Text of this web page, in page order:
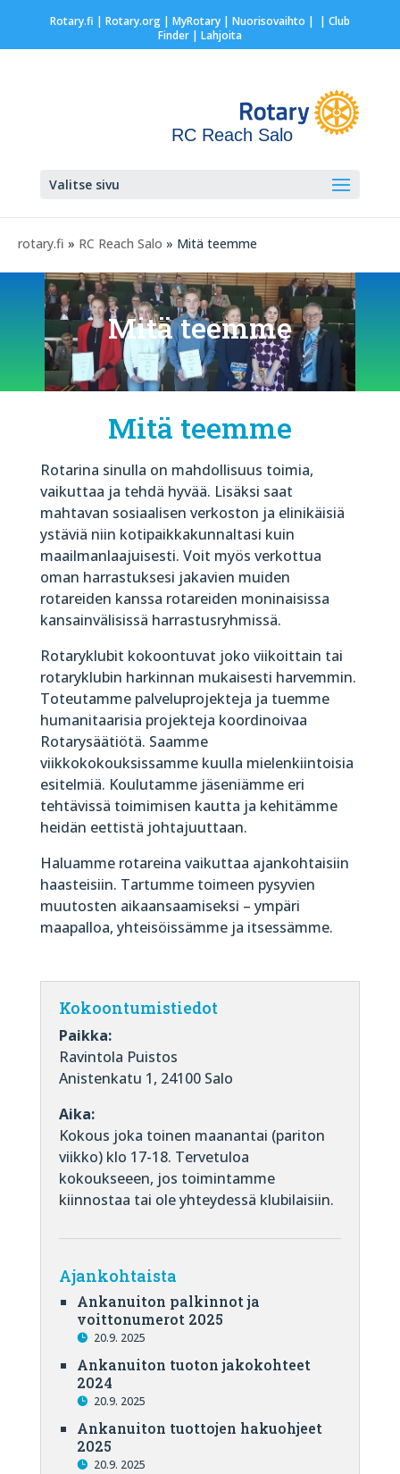
Rotary.fi | Rotary.org| MyRotary | Nuorisovaihto | | Club
Finder| Lahjoita
RC Reach Salo
Valitse sivu
rotary.fi » RC Reach Salo » Mitä teemme
Mitä teemme
Mitä teemme
Rotarina sinulla on mahdollisuus toimia,
vaikuttaa ja tehdä hyvää. Lisäksi saat
mahtavan sosiaalisen verkoston ja elinikäisiä
ystäviä niin kotipaikkakunnaltasi kuin
maailmanlaajuisesti. Voit myös verkottua
oman harrastuksesi jakavien muiden
rotareiden kanssa rotareiden moninaisissa
kansainvälisissä harrastusryhmissä.
Rotaryklubit kokoontuvat joko viikoittain tai
rotaryklubin harkinnan mukaisesti harvemmin.
Toteutamme palveluprojekteja ja tuemme
humanitaarisia projekteja koordinoivaa
Rotarysäätiötä. Saamme
viikkokokouksissamme kuulla mielenkiintoisia
esitelmiä. Koulutamme jäseniämme eri
tehtävissä toimimisen kautta ja kehitämme
heidän eettistä johtajuuttaan.
Haluamme rotareina vaikuttaa ajankohtaisiin
haasteisiin. Tartumme toimeen pysyvien
muutosten aikaansaamiseksi – ympäri
maapalloa, yhteisöissämme ja itsessämme.
Kokoontumistiedot
Paikka:
Ravintola Puistos
Anistenkatu 1, 24100 Salo
Aika:
Kokous joka toinen maanantai (pariton
viikko) klo 17-18. Tervetuloa
kokoukseeen, jos toimintamme
kiinnostaa tai ole yhteydessä klubilaisiin.
Ajankohtaista
Ankanuiton palkinnot ja
voittonumerot 2025
20.9. 2025
Ankanuiton tuoton jakokohteet
2024
20.9. 2025
Ankanuiton tuottojen hakuohjeet
2025
20.9. 2025